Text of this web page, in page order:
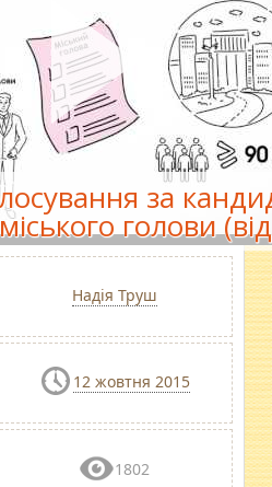
за
голови
Надія Труш
12 жовтня 2015
1802